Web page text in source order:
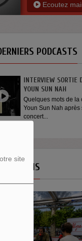
site
Ecoutez
PODCASTS
INTERVIEW SORTIE
YOUN SUN NAH
Quelques mots de la
Youn Sun Nah après
concert...